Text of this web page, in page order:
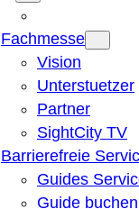
Fachmesse
Vision
Unterstuetzer
Partner
SightCity TV
Barrierefreie
Guides
Guide buchen